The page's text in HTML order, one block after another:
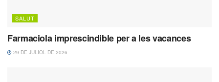
SALUT
Farmaciola imprescindible per a les vacances
29 DE JULIOL DE 2026